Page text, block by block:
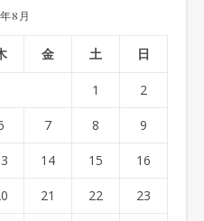
8月
金 土 日
1 2
7 8 9
14 15 16
21 22 23